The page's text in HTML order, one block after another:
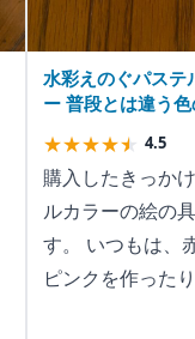
水彩えのぐパステ
ー 普段とは違う
★★★★★ 4.5
購入したきっか
ルカラーの絵の
す。 いつもは、
ピンクを作った